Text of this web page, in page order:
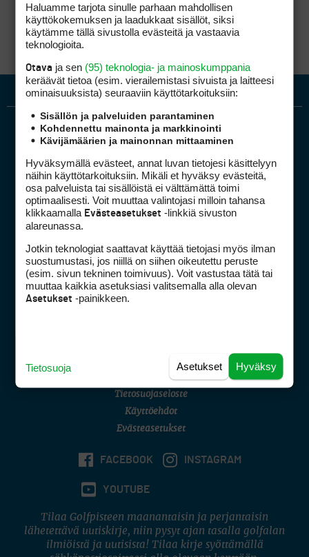
Golfpiste mediakortti
Golfpisteen yhteystiedot
DSA avoimuusraportti
Asiakaspalvelu
(digi) digi@otavamedia.fi
Tietosuojaseloste
Käyttöehdot
Evästeasetukset
FACEBOOK INSTAGRAM
YOUTUBE
Tilaa Golfpisteen maanantaisin ja perjantaisin
lähetettävä uutiskirje, niin pysyt ajan tasalla golfalan
ilmiöistä ja uutisista! Tilaa kirje syöttämällä
Haluamme tarjota sinulle parhaan mahdollisen
käyttökokemuksen ja laadukkaat sisällöt, siksi
käytämme tällä sivustolla evästeitä ja vastaavia
teknologioita.
Otava ja sen (95) teknologia- ja mainoskumppania
keräävät tietoa (esim. vierailemis­tasi sivuista ja laitteesi
ominaisuuk­sista) seuraaviin käyttötarkoituksiin:
Sisällön ja palveluiden parantaminen
Kohdennettu mainonta ja markkinointi
Kävijämäärien ja mainonnan mittaaminen
Hyväksymällä evästeet, annat luvan tietojesi käsittelyyn
näihin käyttötarkoituksiin. Mikäli et hyväksy evästeitä,
osa palveluista tai sisällöistä ei välttämättä toimi
optimaalisesti. Voit muuttaa valintojasi milloin tahansa
klikkaamalla Evästeasetukset -linkkiä sivuston
alareunassa.
Jotkin teknologiat saattavat käyttää tietojasi myös ilman
suostumustasi, jos niillä on siihen oikeutettu peruste
(esim. sivun tekninen toimivuus). Voit vastustaa tätä tai
muuttaa kaikkia asetuksiasi valitsemalla alla olevan
Asetukset -painikkeen.
Hyväksy
Asetukset
Tietosuoja